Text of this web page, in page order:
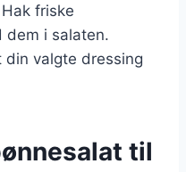
friske
dem i salaten.
valgte dressing
til